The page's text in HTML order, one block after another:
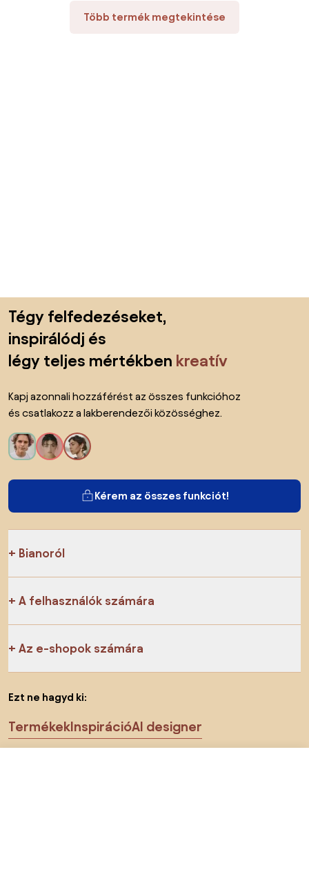
Több termék megtekintése
Tégy felfedezéseket,
inspirálódj és
légy teljes mértékben kreatív
Kapj azonnali hozzáférést az összes funkcióhoz
és csatlakozz a lakberendezői közösséghez.
Kérem az összes funkciót!
Bianoról
A felhasználók számára
Az e-shopok számára
Ezt ne hagyd ki:
TermékekInspirációAI designer